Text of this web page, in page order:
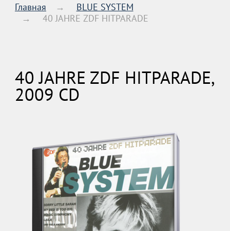
Главная
BLUE SYSTEM
40 JAHRE ZDF HITPARADE
40 JAHRE ZDF HITPARADE,
2009 CD